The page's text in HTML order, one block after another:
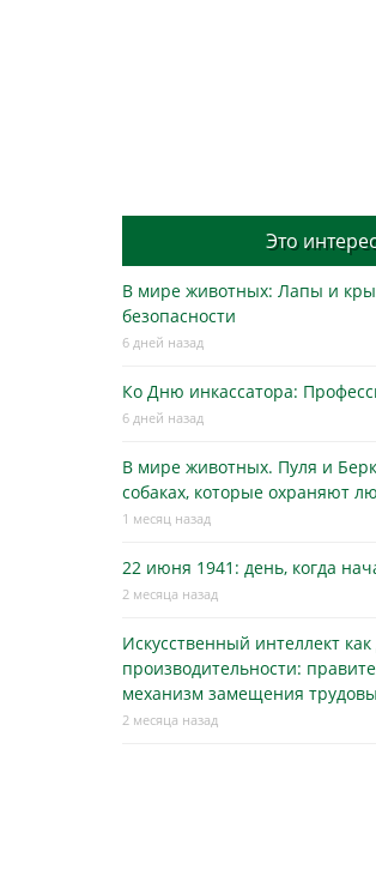
Это
В мире животных: Лапы и
безопасности
6 дней назад
Ко Дню инкассатора:
6 дней назад
В мире животных. Пуля и
собаках, которые охраняют
1 месяц назад
22 июня 1941: день, когда
2 месяца назад
Искусственный интеллект
производительности:
механизм замещения
2 месяца назад